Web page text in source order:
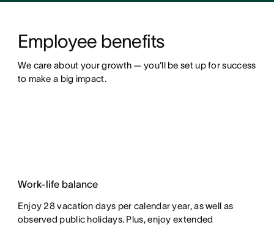
Employee benefits
We care about your growth — you'll be set up for success
to make a big impact.
Work-life balance
Enjoy 28 vacation days per calendar year, as well as
observed public holidays. Plus, enjoy extended